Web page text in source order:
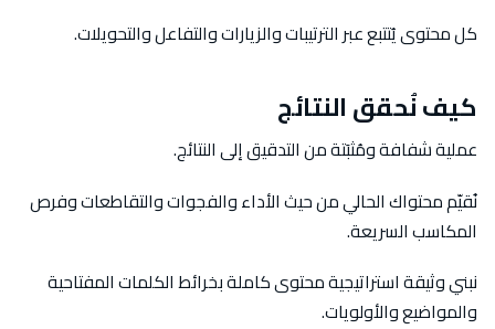
كل محتوى يُتتبع عبر الترتيبات والزيارات والتفاعل والتحويلات.
كيف نُحقق النتائج
عملية شفافة ومُثبَتة من التدقيق إلى النتائج.
نُقيّم محتواك الحالي من حيث الأداء والفجوات والتقاطعات وفرص
المكاسب السريعة.
نبني وثيقة استراتيجية محتوى كاملة بخرائط الكلمات المفتاحية
والمواضيع والأولويات.